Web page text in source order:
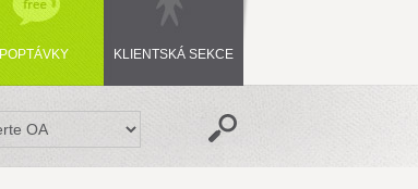
POPTÁVKY KLIENTSKÁ SEKCE